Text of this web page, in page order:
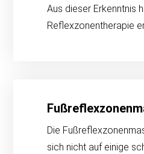
Aus dieser Erkenntnis
Reflexzonentherapie
Die
sich nicht auf einige